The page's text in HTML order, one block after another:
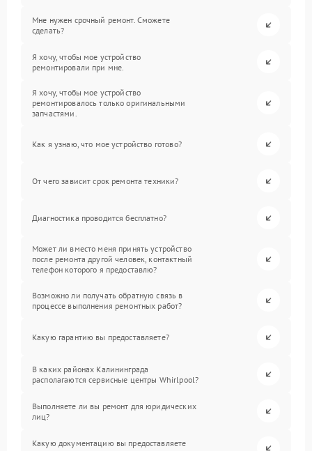
Мне нужен срочный ремонт. Сможете
сделать?
Я хочу, чтобы мое устройство
ремонтировали при мне.
Я хочу, чтобы мое устройство
ремонтировалось только оригинальными
запчастями.
Как я узнаю, что мое устройство готово?
От чего зависит срок ремонта техники?
Диагностика проводится бесплатно?
Может ли вместо меня принять устройство
после ремонта другой человек, контактный
телефон которого я предоставлю?
Возможно ли получать обратную связь в
процессе выполнения ремонтных работ?
Какую гарантию вы предоставляете?
В каких районах Калининграда
располагаются сервисные центры Whirlpool?
Выполняете ли вы ремонт для юридических
лиц?
Какую документацию вы предоставляете